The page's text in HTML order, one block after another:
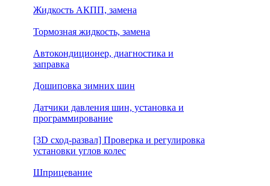
Жидкость АКПП, замена
Тормозная жидкость, замена
Автокондиционер, диагностика и
заправка
Дошиповка зимних шин
Датчики давления шин, установка и
программирование
[3D сход-развал] Проверка и регулировка
установки углов колес
Шприцевание